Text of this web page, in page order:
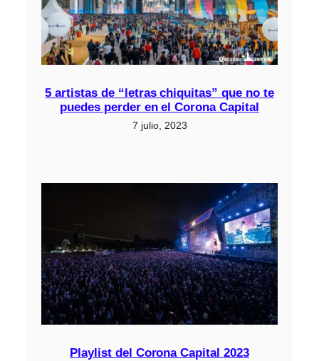
5 artistas de “letras chiquitas” que no te
puedes perder en el Corona Capital
7 julio, 2023
Playlist del Corona Capital 2023